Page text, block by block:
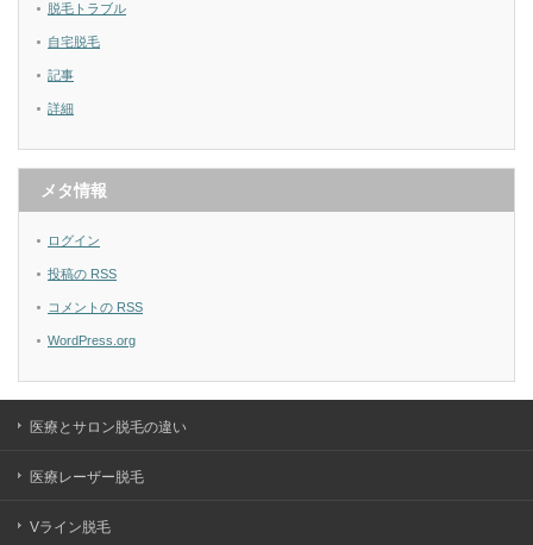
脱毛トラブル
自宅脱毛
記事
詳細
メタ情報
ログイン
投稿の RSS
コメントの RSS
WordPress.org
医療とサロン脱毛の違い
医療レーザー脱毛
Vライン脱毛